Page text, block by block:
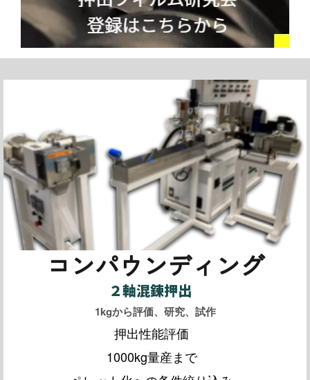
コンパウンディング
２軸混錬押出
1kgから評価、研究、試作
押出性能評価
1000kg量産まで